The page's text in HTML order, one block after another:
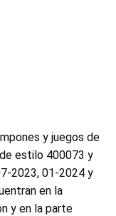
y juegos de
estilo 400073 y
2023, 01-2024 y
en la
y en la parte